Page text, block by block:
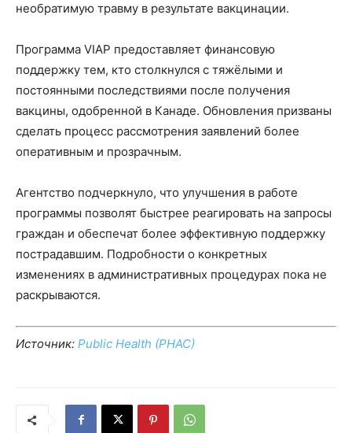
необратимую травму в результате вакцинации.
Программа VIAP предоставляет финансовую
поддержку тем, кто столкнулся с тяжёлыми и
постоянными последствиями после получения
вакцины, одобренной в Канаде. Обновления призваны
сделать процесс рассмотрения заявлений более
оперативным и прозрачным.
Агентство подчеркнуло, что улучшения в работе
программы позволят быстрее реагировать на запросы
граждан и обеспечат более эффективную поддержку
пострадавшим. Подробности о конкретных
изменениях в административных процедурах пока не
раскрываются.
Источник: Public Health (PHAC)